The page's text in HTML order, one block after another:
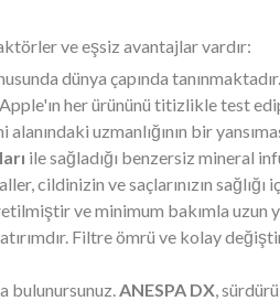
ve eşsiz avantajlar vardır:
dünya çapında tanınmaktadır.
her ürününü titizlikle test
uzmanlığının bir
ile sağladığı benzersiz mineral
cildinizin ve saçlarınızın sağlığı
ve minimum bakımla uzun
Filtre ömrü ve kolay
bulunursunuz.ANESPA DX,